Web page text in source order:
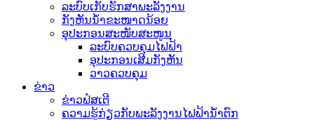
ລະບົບເກັບຮັກສາພະລັງງານ
ກັງຫັນນ້ຳຂະໜາດນ້ອຍ
ອຸປະກອນສະໜັບສະໜູນ
ລະບົບຄວບຄຸມໄຟຟ້າ
ອຸປະກອນເສີມກັງຫັນ
ວາວຄວບຄຸມ
ຂ່າວ
ຂ່າວຟໍສເຕີ
ຄວາມຮູ້ກ່ຽວກັບພະລັງງານໄຟຟ້ານ້ຳຕົກ